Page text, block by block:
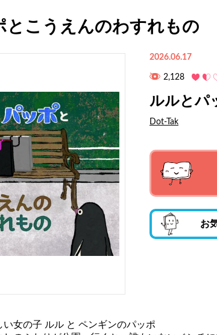
とこうえんのわすれもの
2026.06.17
2,128
ルルとパ
Dot-Tak
お
い女の子 ルル と ペンギンのパッポ